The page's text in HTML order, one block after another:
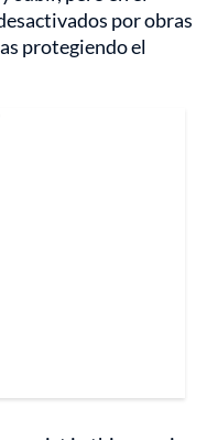
por obras
protegiendo el